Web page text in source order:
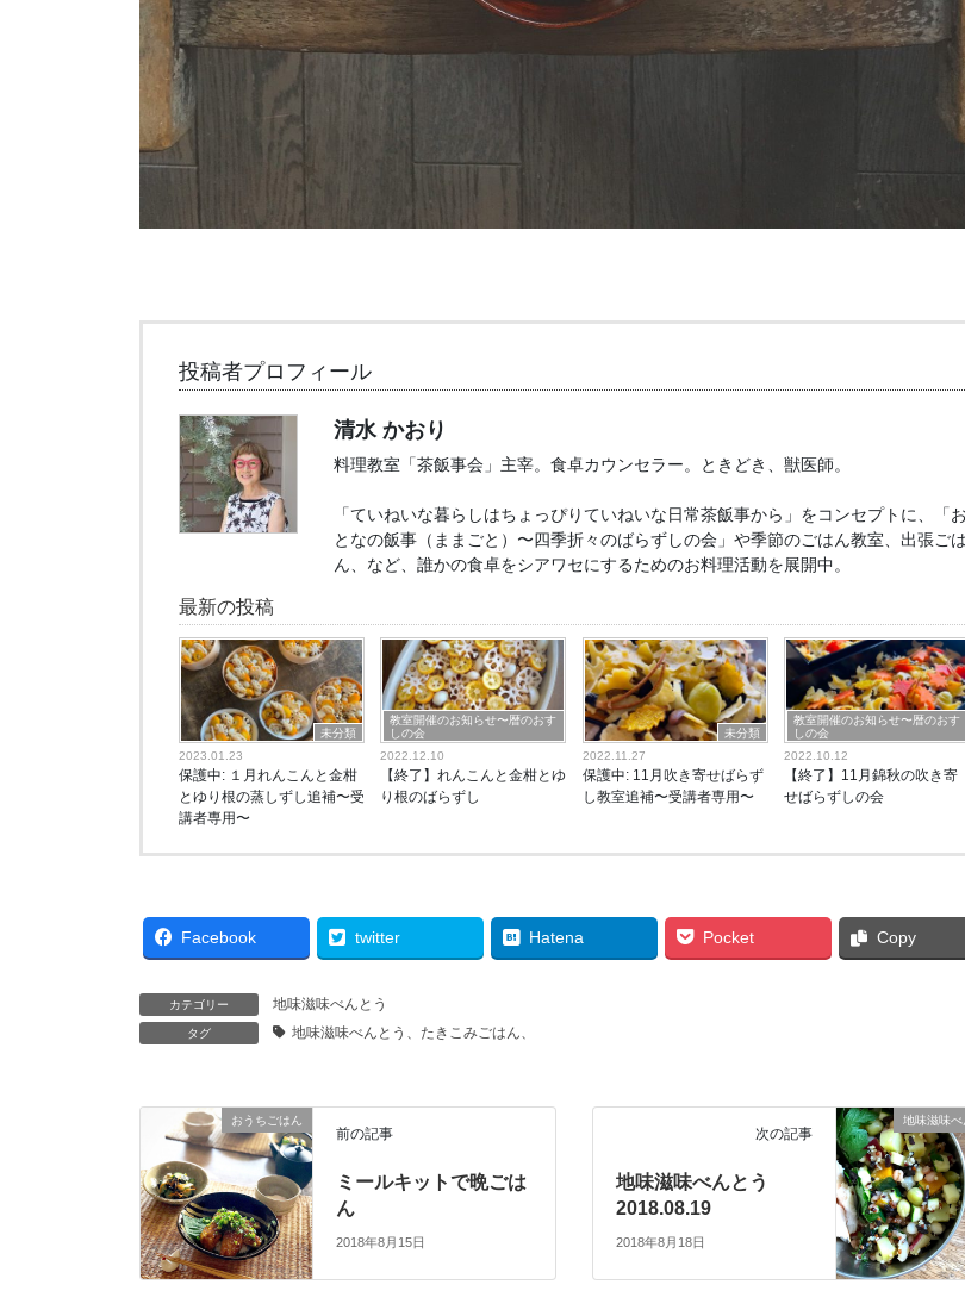
投稿者プロフィール
清水 かおり
料理教室「茶飯事会」主宰。食卓カウンセラー。ときどき、獣医師。
「ていねいな暮らしはちょっぴりていねいな日常茶飯事から」をコンセプトに、「お
となの飯事（ままごと）〜四季折々のばらずしの会」や季節のごはん教室、出張ごは
ん、など、誰かの食卓をシアワセにするためのお料理活動を展開中。
最新の投稿
未分類
2023.01.23
保護中: １月れんこんと金柑
とゆり根の蒸しずし追補〜受
講者専用〜
教室開催のお知らせ〜暦のおす
しの会
2022.12.10
【終了】れんこんと金柑とゆ
り根のばらずし
未分類
2022.11.27
保護中: 11月吹き寄せばらず
し教室追補〜受講者専用〜
教室開催のお知らせ〜暦のおす
しの会
2022.10.12
【終了】11月錦秋の吹き寄
せばらずしの会
Facebook twitter Hatena Pocket Copy
カテゴリー 地味滋味べんとう
タグ 地味滋味べんとう、たきこみごはん、
おうちごはん
前の記事
ミールキットで晩ごは
ん
2018年8月15日
地味滋味べ
次の記事
地味滋味べんとう
2018.08.19
2018年8月18日